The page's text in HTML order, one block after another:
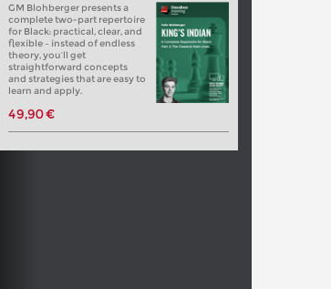
GM Blohberger presents a
complete two-part repertoire
for Black: practical, clear, and
flexible – instead of endless
theory, you’ll get
straightforward concepts
and strategies that are easy to
learn and apply.
49,90 €